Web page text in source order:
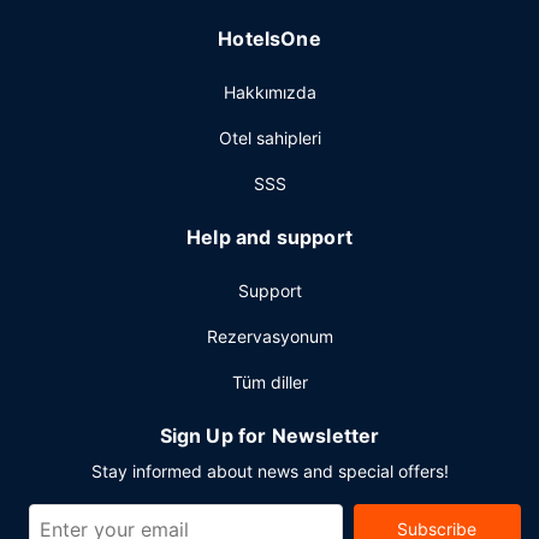
temizleme/çamaşır yıkama servisi mevcuttur. Long Beach
misafirlerimize 45000 ayak kare alanda konferans alanı ve
HotelsOne
Hakkımızda
Otel sahipleri
SSS
Help and support
Support
Rezervasyonum
Tüm diller
Sign Up for Newsletter
Stay informed about news and special offers!
Subscribe